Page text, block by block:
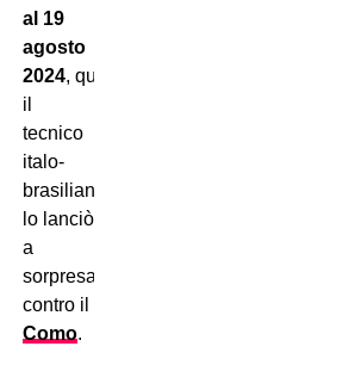
al 19
agosto
2024, quando
il
tecnico
italo-
brasiliano
lo lanciò
a
sorpresa
contro il
Como.